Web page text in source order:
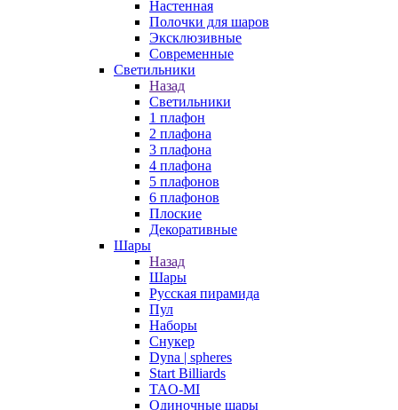
Настенная
Полочки для шаров
Эксклюзивные
Современные
Светильники
Назад
Светильники
1 плафон
2 плафона
3 плафона
4 плафона
5 плафонов
6 плафонов
Плоские
Декоративные
Шары
Назад
Шары
Русская пирамида
Пул
Наборы
Снукер
Dyna | spheres
Start Billiards
TAO-MI
Одиночные шары